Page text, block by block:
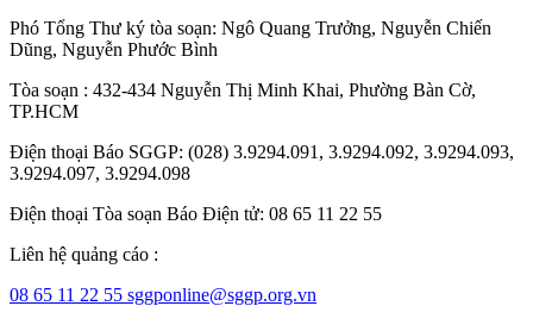
Phó Tổng Thư ký tòa soạn: Ngô Quang Trưởng, Nguyễn Chiến
Dũng, Nguyễn Phước Bình
Tòa soạn : 432-434 Nguyễn Thị Minh Khai, Phường Bàn Cờ,
TP.HCM
Điện thoại Báo SGGP: (028) 3.9294.091, 3.9294.092, 3.9294.093,
3.9294.097, 3.9294.098
Điện thoại Tòa soạn Báo Điện tử: 08 65 11 22 55
Liên hệ quảng cáo :
08 65 11 22 55 sggponline@sggp.org.vn